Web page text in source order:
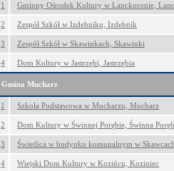
1 Gminny Ośrodek Kultury w Lanckoronie,
2 Zespół Szkół w Izdebniku, Izdebnik
3 Zespół Szkół w Skawinkach, Skawinki
4 Dom Kultury w Jastrzębi, Jastrzębia
Gmina Mucharz
1 Szkoła Podstawowa w Mucharzu, Mucharz
2 Dom Kultury w Świnnej Porębie, Świnna
3 Świetlica w budynku komunalnym w
4 Wiejski Dom Kultury w Kozińcu, Koziniec